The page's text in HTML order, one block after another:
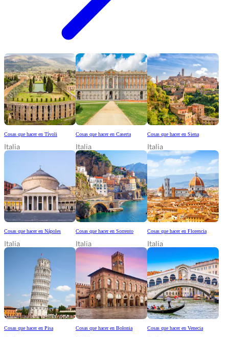
Cosas que hacer en Tívoli
Italia
Cosas que hacer en Caserta
Italia
Cosas que hacer en Siena
Italia
Cosas que hacer en Nápoles
Italia
Cosas que hacer en Sorrento
Italia
Cosas que hacer en Florencia
Italia
Cosas que hacer en Pisa Cosas que hacer en Bolonia Cosas que hacer en Venecia